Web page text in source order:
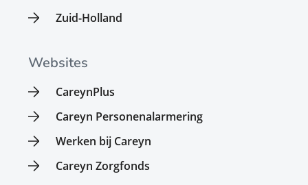
Zuid-Holland
Websites
CareynPlus
Careyn Personenalarmering
Werken bij Careyn
Careyn Zorgfonds